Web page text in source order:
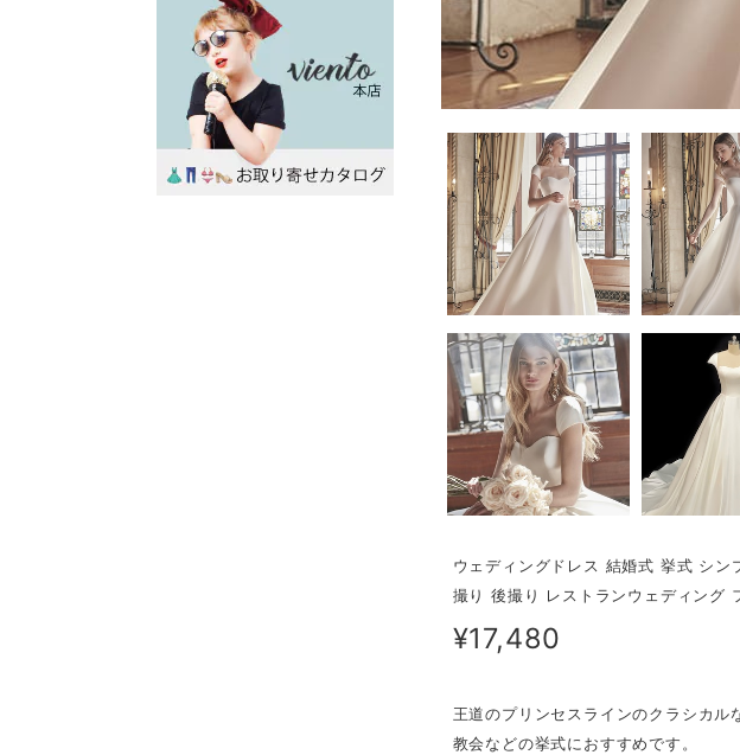
ウェディングドレス 結婚式 挙式 シ
撮り 後撮り レストランウェディング
¥17,480
王道のプリンセスラインのクラシカル
教会などの挙式におすすめです。